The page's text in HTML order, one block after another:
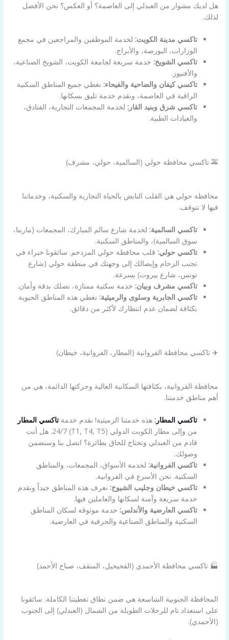
هل لديك مشوار من العبدلي إلى العاصمة؟ أو العكس؟ نحن الأفضل
لذلك.
تاكسي مدينة الكويت: لخدمة الموظفين والمراجعين في مجمع
الوزارات، البورصة، والأبراج.
تاكسي الشويخ: خدمة سريعة لجامعة الكويت، الشويخ الصناعية،
والأفنيوز.
تاكسي كيفان والضاحية والفيحاء: نغطي جميع المناطق السكنية
الراقية في العاصمة، ونقدم خدمة تليق بسكانها.
تاكسي شرق وبنيد القار: لخدمة المجمعات التجارية، الفنادق،
والعيادات الطبية.
🚕 تاكسي محافظة حولي (السالمية، حولي، مشرف)
محافظة حولي هي القلب النابض بالحياة التجارية والسكنية، وخدماتنا
فيها لا تتوقف.
تاكسي السالمية: لخدمة شارع سالم المبارك، المجمعات (مارينا،
سوق السالمية)، والمناطق السكنية.
تاكسي حولي: قلب محافظة حولي المزدحم. سائقونا خبراء في
تجنب الزحام وإيصالك إلى وجهتك في منطقة حولي (شارع
تونس، شارع بيروت) بسرعة.
تاكسي مشرف وبيان: خدمة سكنية ممتازة، نصلك بدقة وأمان.
تاكسي الجابرية وسلوى والرميثية: نغطي هذه المناطق الحيوية
بكثافة لضمان عدم انتظارك لأكثر من دقائق.
✈️ تاكسي محافظة الفروانية (المطار، الفروانية، خيطان)
محافظة الفروانية، بكثافتها السكانية العالية وحركتها الدائمة، هي من
أهم مناطق خدمتنا.
تاكسي المطار: هذه خدمتنا الرميثية! نقدم خدمةتاكسي المطار
من وإلى مطار الكويت الدولي (T1, T4, T5) 24/7. هل أنت
قادم من العبدلي وتحتاج للحاق بطائرة؟ اتصل بنا وسنضمن
وصولك.
تاكسي الفروانية: لخدمة الأسواق، المجمعات، والمناطق
السكنية. نحن الأسرع في الفروانية.
تاكسي خيطان وجليب الشيوخ: نعرف هذه المناطق جيداً ونقدم
خدمة سريعة وآمنة لسكانها والعاملين فيها.
تاكسي العارضية والأندلس: خدمة موثوقة لسكان المناطق
السكنية والمناطق الصناعية والحرفية في العارضية.
🏭 تاكسي محافظة الأحمدي (الفحيحيل، المنقف، صباح الأحمد)
المحافظة الجنوبية الشاسعة هي ضمن نطاق تغطيتنا الكاملة. سائقونا
على استعداد تام للرحلات الطويلة من الشمال (العبدلي) إلى الجنوب
(الأحمدي).